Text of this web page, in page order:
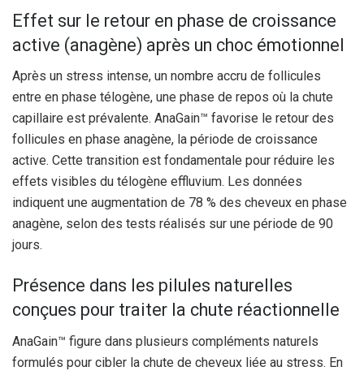
Effet sur le retour en phase de croissance
active (anagène) après un choc émotionnel
Après un stress intense, un nombre accru de follicules
entre en phase télogène, une phase de repos où la chute
capillaire est prévalente. AnaGain™ favorise le retour des
follicules en phase anagène, la période de croissance
active. Cette transition est fondamentale pour réduire les
effets visibles du télogène effluvium. Les données
indiquent une augmentation de 78 % des cheveux en phase
anagène, selon des tests réalisés sur une période de 90
jours.
Présence dans les pilules naturelles
conçues pour traiter la chute réactionnelle
AnaGain™ figure dans plusieurs compléments naturels
formulés pour cibler la chute de cheveux liée au stress. En